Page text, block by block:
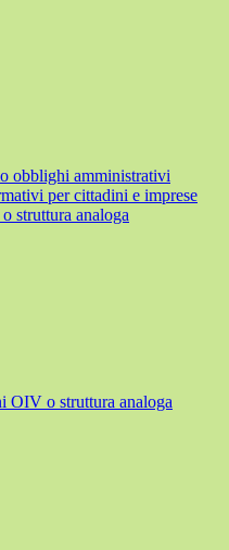
obblighi amministrativi
per cittadini e imprese
struttura analoga
OIV o struttura analoga